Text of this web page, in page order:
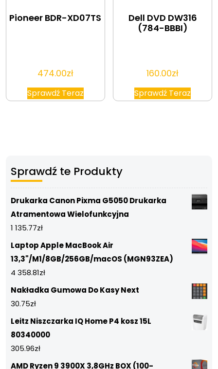
Pioneer BDR-XD07TS
474.00zł
Sprawdź Teraz
Dell DVD DW316
(784-BBBI)
160.00zł
Sprawdź Teraz
Sprawdź te Produkty
Drukarka Canon Pixma G5050 Drukarka
Atramentowa Wielofunkcyjna
1 135.77zł
Laptop Apple MacBook Air
13,3"/M1/8GB/256GB/macOS (MGN93ZEA)
4 358.81zł
Nakładka Gumowa Do Kasy Next
30.75zł
Leitz Niszczarka IQ Home P4 kosz 15L
80340000
305.96zł
AMD Ryzen 9 3900X 3,8GHz BOX (100-